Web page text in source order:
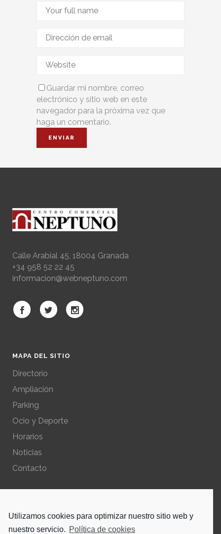
Utilizamos cookies para optimizar nuestro sitio web y
nuestro servicio. Política de cookies
Guardar mi nombre, correo
electrónico y sitio web en este
navegador para la próxima vez que
haga un comentario.
Calle Arabial 45, 18004 Granada
+34 958 52 22 45
informacion@webneptuno.com
MAPA DEL SITIO
Directorio
Ampliación
Parking
Ocio y Deporte
Horarios
Noticias
Contacto
Política de privacidad – Aviso Legal